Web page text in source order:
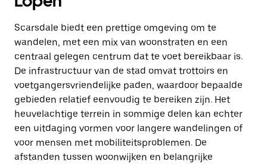
Scarsdale biedt een prettige omgeving om te
wandelen, met een mix van woonstraten en een
centraal gelegen centrum dat te voet bereikbaar is.
De infrastructuur van de stad omvat trottoirs en
voetgangersvriendelijke paden, waardoor bepaalde
gebieden relatief eenvoudig te bereiken zijn. Het
heuvelachtige terrein in sommige delen kan echter
een uitdaging vormen voor langere wandelingen of
voor mensen met mobiliteitsproblemen. De
afstanden tussen woonwijken en belangrijke